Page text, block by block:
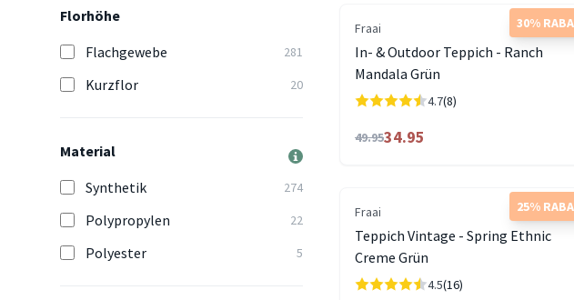
Florhöhe
Flachgewebe
281
Kurzflor 20
Material
Synthetik
274
Polypropylen 22
Polyester 5
30%
Fraai
In- & Outdoor Teppich - Ranch
Mandala Grün
4.7(8)
49.9534.95
25%
Fraai
Teppich Vintage - Spring Ethnic
Creme Grün
4.5(16)